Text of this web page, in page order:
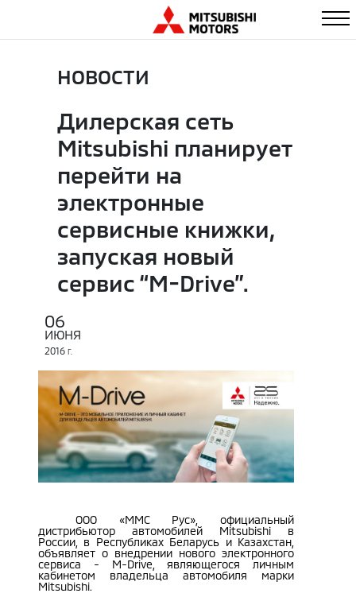
НОВОСТИ
Дилерская сеть
Mitsubishi планирует
перейти на
электронные
сервисные книжки,
запуская новый
сервис “M-Drive”.
06
ИЮНЯ
2016 Г.
ООО «ММС Рус», официальный
дистрибьютор автомобилей Mitsubishi в
России, в Республиках Беларусь и Казахстан,
объявляет о внедрении нового электронного
сервиса - M-Drive, являющегося личным
кабинетом владельца автомобиля марки
Mitsubishi.